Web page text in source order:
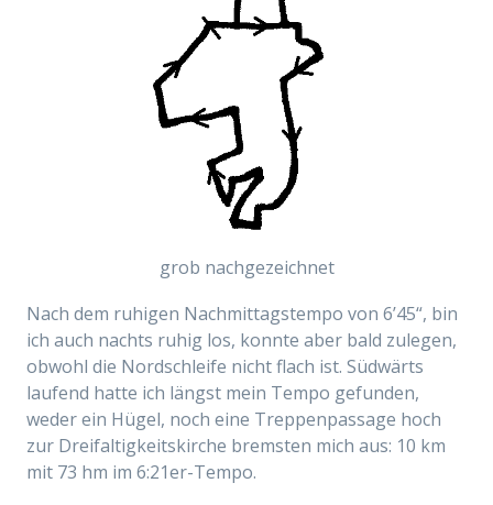
grob nachgezeichnet
Nach dem ruhigen Nachmittagstempo von 6’45“, bin
ich auch nachts ruhig los, konnte aber bald zulegen,
obwohl die Nordschleife nicht flach ist. Südwärts
laufend hatte ich längst mein Tempo gefunden,
weder ein Hügel, noch eine Treppenpassage hoch
zur Dreifaltigkeitskirche bremsten mich aus: 10 km
mit 73 hm im 6:21er-Tempo.